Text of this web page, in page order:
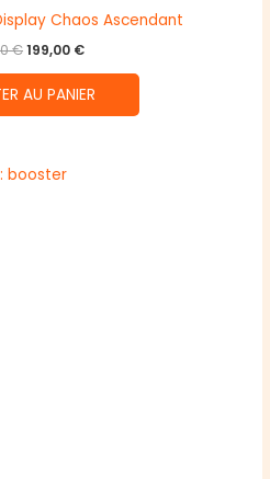
Chaos Ascendant
€Le
était :
248,40 €.
199,00 €Le
est :
199,00 €.
AU PANIER